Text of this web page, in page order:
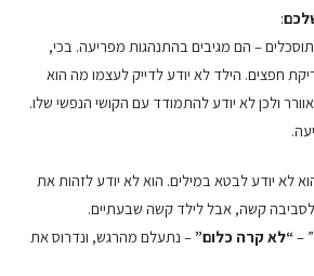
:
– הם מגיבים בהתנהגות מפריעה. בכי,
חפצים. הילד לא יודע לדייק לעצמו מה הוא
ולכן לא יודע להתמודד עם הקושי הנפשי שלו.
לא יודע לבטא במילים. הוא לא יודע לזהות את
קשה, אבל לילד קשה שבעתיים.
–“לא קרה כלום”– נתעלם מהרגש, ונדרוס את